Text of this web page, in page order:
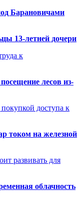
Барановичами
13-летней дочери
к
лесов из-
доступа к
током на железной
развивать для
облачность